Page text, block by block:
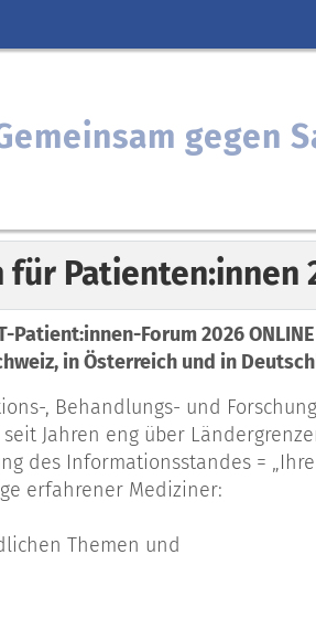
gegen
Patienten:innen
Patient:innen-Forum 2026 ONLINE
in Österreich und in
, Behandlungs- und
Jahren eng über
des Informationsstandes =
erfahrener Mediziner:
Themen und